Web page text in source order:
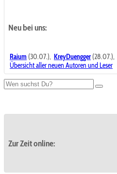
Neu bei uns:
Raium (30.07.), KreyDuengger(28.07.),
Übersicht aller neuen Autoren und Leser
Zur Zeit online: